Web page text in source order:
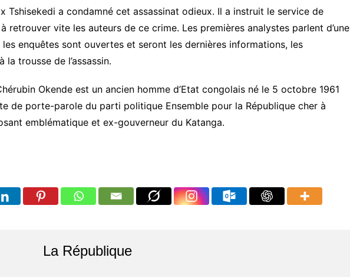
Tshisekedi a condamné cet assassinat odieux. Il a instruit le service de
retrouver vite les auteurs de ce crime. Les premières analystes parlent d’une
enquêtes sont ouvertes et seront les dernières informations, les
la trousse de l’assassin.
Okende est un ancien homme d’Etat congolais né le 5 octobre 1961
de porte-parole du parti politique Ensemble pour la République cher à
emblématique et ex-gouverneur du Katanga.
La République